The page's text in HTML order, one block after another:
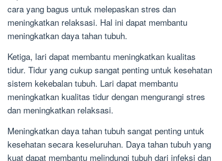
cara yang bagus untuk melepaskan stres dan
meningkatkan relaksasi. Hal ini dapat membantu
meningkatkan daya tahan tubuh.
Ketiga, lari dapat membantu meningkatkan kualitas
tidur. Tidur yang cukup sangat penting untuk kesehatan
sistem kekebalan tubuh. Lari dapat membantu
meningkatkan kualitas tidur dengan mengurangi stres
dan meningkatkan relaksasi.
Meningkatkan daya tahan tubuh sangat penting untuk
kesehatan secara keseluruhan. Daya tahan tubuh yang
kuat dapat membantu melindungi tubuh dari infeksi dan